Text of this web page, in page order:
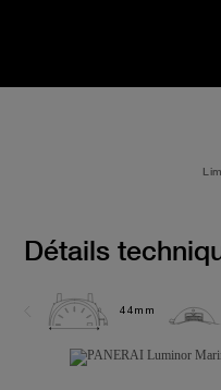
Détails
44mm